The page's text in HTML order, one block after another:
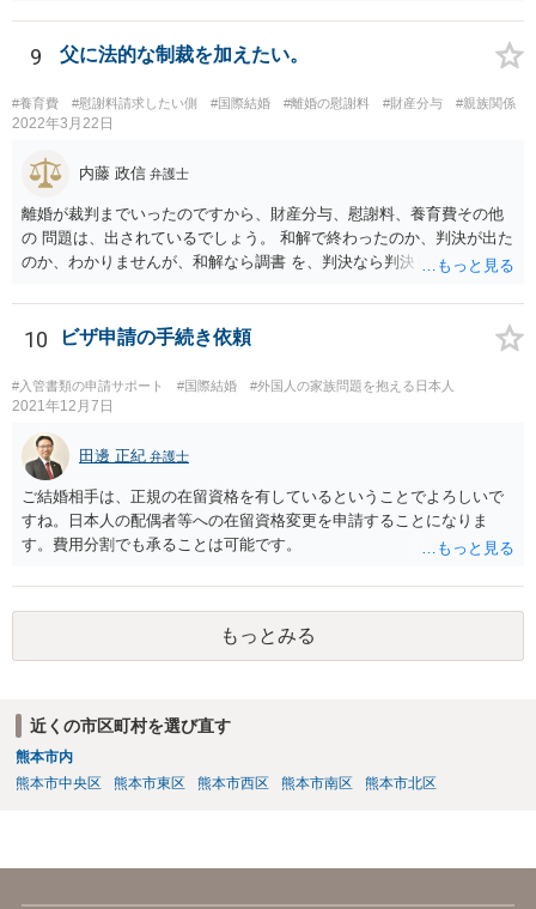
由は，「やむを得ない事情」には該当しませんので，氏の変更を認め
てもらうことは難しいと思います。
9 父に法的な制裁を加えたい。
#養育費 #慰謝料請求したい側 #国際結婚 #離婚の慰謝料 #財産分与 #親族関係
2022年3月22日
内藤 政信 弁護士
離婚が裁判までいったのですから、財産分与、慰謝料、養育費その他
の 問題は、出されているでしょう。 和解で終わったのか、判決が出た
のか、わかりませんが、和解なら調書 を、判決なら判決を見せてもら
詳しく、双方の主張を 知ることができるでしょう。 疑問のいくつか
は、理解にいたるでしょう。 虐待でもないと、あなたの方から、父親
10 ビザ申請の手続き依頼
#入管書類の申請サポート #国際結婚 #外国人の家族問題を抱える日本人
2021年12月7日
田邊 正紀 弁護士
ご結婚相手は、正規の在留資格を有しているということでよろしいで
すね。日本人の配偶者等への在留資格変更を申請することになりま
す。費用分割でも承ることは可能です。
もっとみる
近くの市区町村を選び直す
熊本市内
熊本市中央区
熊本市東区 熊本市西区 熊本市南区 熊本市北区